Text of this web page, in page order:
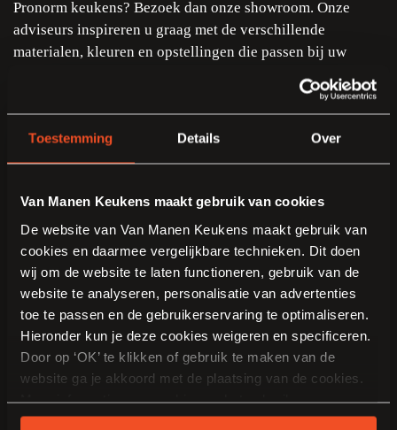
Toestemming Details Over
Van Manen Keukens maakt gebruik van cookies
De website van Van Manen Keukens maakt gebruik van
cookies en daarmee vergelijkbare technieken. Dit doen
wij om de website te laten functioneren, gebruik van de
website te analyseren, personalisatie van advertenties
toe te passen en de gebruikerservaring te optimaliseren.
Hieronder kun je deze cookies weigeren en specificeren.
Door op ‘OK’ te klikken of gebruik te maken van de
website ga je akkoord met de plaatsing van de cookies.
Meer informatie over cookies en het gebruik van
persoonsgegevens door Van Manen Keukens vind je
Pronorm keukens? Bezoek dan onze showroom. Onze
adviseurs inspireren u graag met de verschillende
materialen, kleuren en opstellingen die passen bij uw
KLANTEN VERTELLEN
8.9 klantbeoordeling
nagekomen. En Van Manen Keukens kan alles op maat maken; dat
maakt de kans dat je slaagt erg groot!”
— Sandra en Frank
8.9 klantbeoordeling
“Op keukengebied is ontzettend veel mogelijk, maar Van Manen